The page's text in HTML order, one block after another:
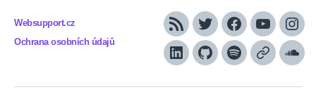
Websupport.cz
Ochrana osobních údajů
RSS TwitterFacebook
YouTube
LinkedInGithubSpotifyApple